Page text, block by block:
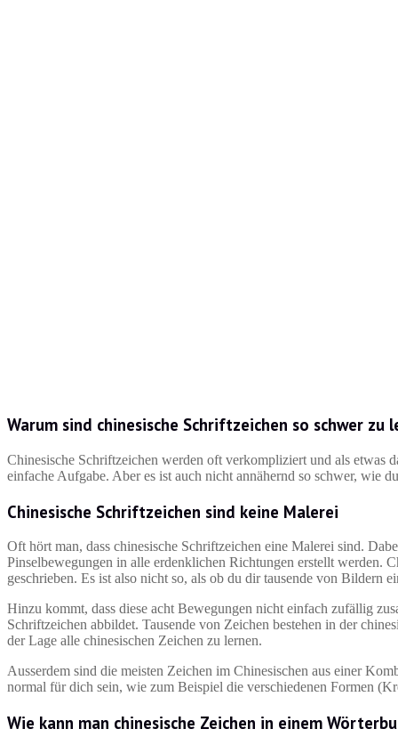
Warum sind chinesische Schriftzeichen so schwer zu
Chinesische Schriftzeichen werden oft verkompliziert und als etwas
einfache Aufgabe. Aber es ist auch nicht annähernd so schwer, wie
Chinesische Schriftzeichen sind keine Malerei
Oft hört man, dass chinesische Schriftzeichen eine Malerei sind.
Pinselbewegungen in alle erdenklichen Richtungen erstellt werden.
geschrieben. Es ist also nicht so, als ob du dir tausende von Bildern
Hinzu kommt, dass diese acht Bewegungen nicht einfach zufällig
Schriftzeichen abbildet. Tausende von Zeichen bestehen in der
der Lage alle chinesischen Zeichen zu lernen.
Ausserdem sind die meisten Zeichen im Chinesischen aus einer
normal für dich sein, wie zum Beispiel die verschiedenen Formen
Wie kann man chinesische Zeichen in einem